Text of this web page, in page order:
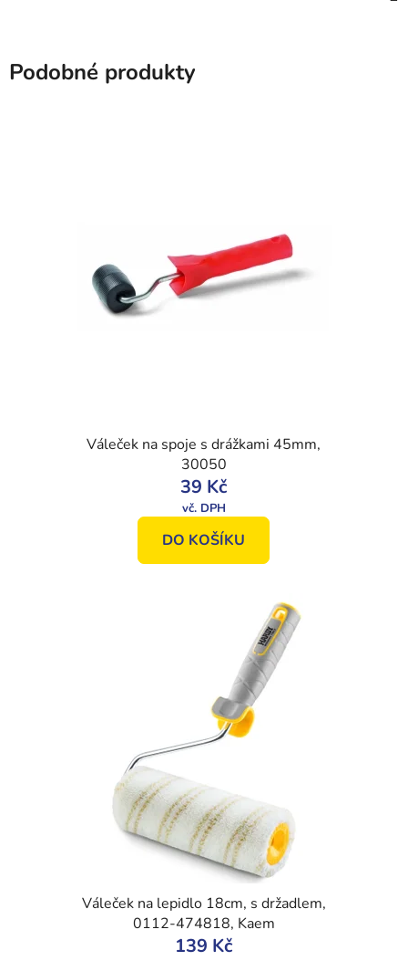
Podobné produkty
Váleček na spoje s drážkami 45mm,
30050
39 Kč
DO KOŠÍKU
Váleček na lepidlo 18cm, s držadlem,
0112-474818, Kaem
139 Kč